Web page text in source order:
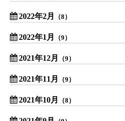
2022年2月 （8）
2022年1月 （9）
2021年12月 （9）
2021年11月 （9）
2021年10月 （8）